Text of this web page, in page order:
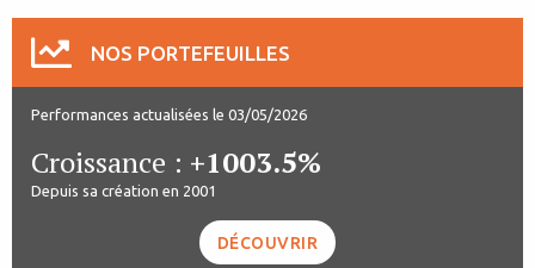
NOS PORTEFEUILLES
Performances actualisées le 03/05/2026
Croissance : +1003.5%
Depuis sa création en 2001
DÉCOUVRIR